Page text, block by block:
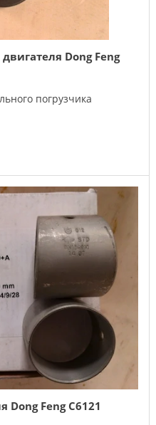
Dong Feng
погрузчика
Dong Feng C6121